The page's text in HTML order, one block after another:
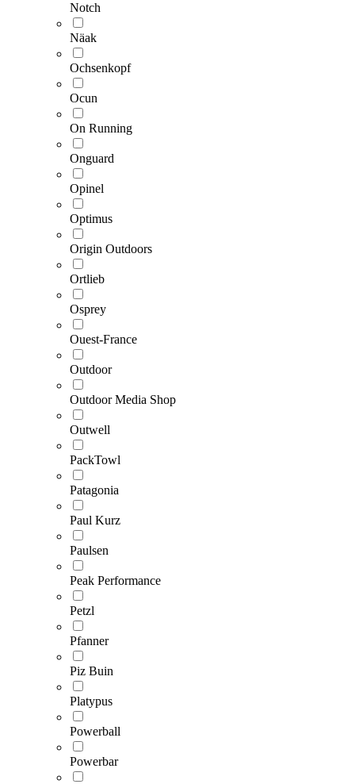
Notch
Näak
Ochsenkopf
Ocun
On Running
Onguard
Opinel
Optimus
Origin Outdoors
Ortlieb
Osprey
Ouest-France
Outdoor
Outdoor Media Shop
Outwell
PackTowl
Patagonia
Paul Kurz
Paulsen
Peak Performance
Petzl
Pfanner
Piz Buin
Platypus
Powerball
Powerbar